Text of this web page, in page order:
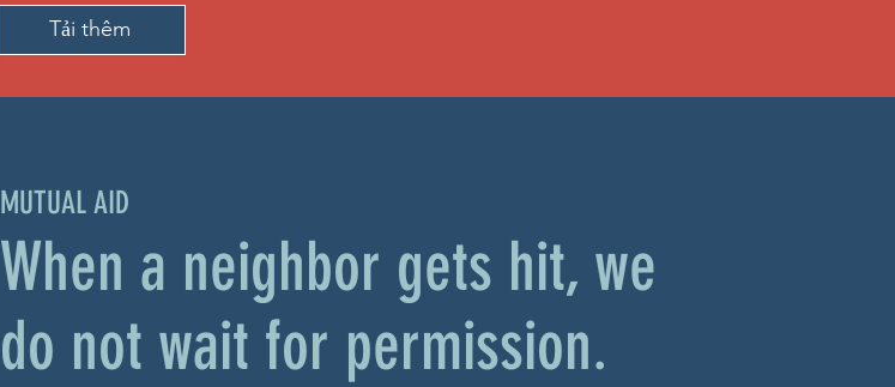
Tải thêm
MUTUAL AID
When a neighbor gets hit, we
do not wait for permission.